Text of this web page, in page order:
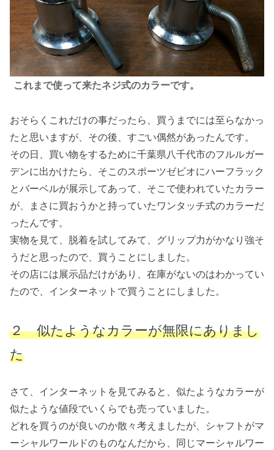
これまで使って来たネジ式のカラーです。
おそらくこれだけの事だったら、買うまでには至らなかっ
たと思いますが、その後、すごい偶然があったんです。
その日、買い物をするために千葉県八千代市のフルルガー
デンに出かけたら、そこのスポーツゼビオにハーフラック
とバーベルが展示してあって、そこで使われていたカラー
が、まさに買おうかと持っていたワンタッチ式のカラーだ
ったんです。
実物を見て、脱着を試してみて、グリップ力がかなり強そ
うだと思ったので、買うことにしました。
その店には展示品だけがあり、在庫がないのはわかってい
たので、インターネットで買うことにしました。
２ 似たようなカラーが無限にありまし
た
さて、インターネットを見てみると、似たようなカラーが
似たような値段でいくらでも売っていました。
どれを買うのが良いのか散々考えましたが、シャフトがマ
ーシャルワールドのものなんだから、同じマーシャルワー